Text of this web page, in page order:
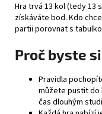
Hra trvá 13 kol (tedy 13
získáváte bod. Kdo
partii porovnat s
Proč byste
Pravidla
můžete pustit do
čas dlouhým